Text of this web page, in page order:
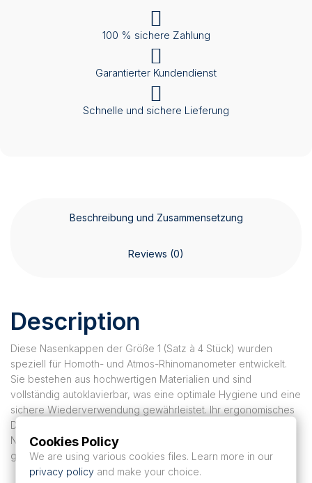
100 % sichere Zahlung
Garantierter Kundendienst
Schnelle und sichere Lieferung
Beschreibung und Zusammensetzung
Reviews (0)
Description
Diese Nasenkappen der Größe 1 (Satz à 4 Stück) wurden
speziell für Homoth- und Atmos-Rhinomanometer entwickelt.
Sie bestehen aus hochwertigen Materialien und sind
vollständig autoklavierbar, was eine optimale Hygiene und eine
sichere Wiederverwendung gewährleistet. Ihr ergonomisches
Design ermöglicht eine perfekte Anpassung an die
Nasenhöhlen, bietet dem Patienten maximalen Komfort und
garantiert gleichzeitig zuverlässige und genaue Messungen.
Cookies Policy
We are using various cookies files. Learn more in our
privacy policy and make your choice.